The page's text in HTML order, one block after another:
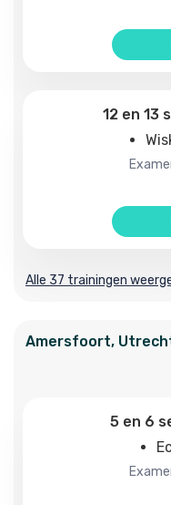
12 en 13
Alle 37 trainingen
Amersfoort,
5 en 6